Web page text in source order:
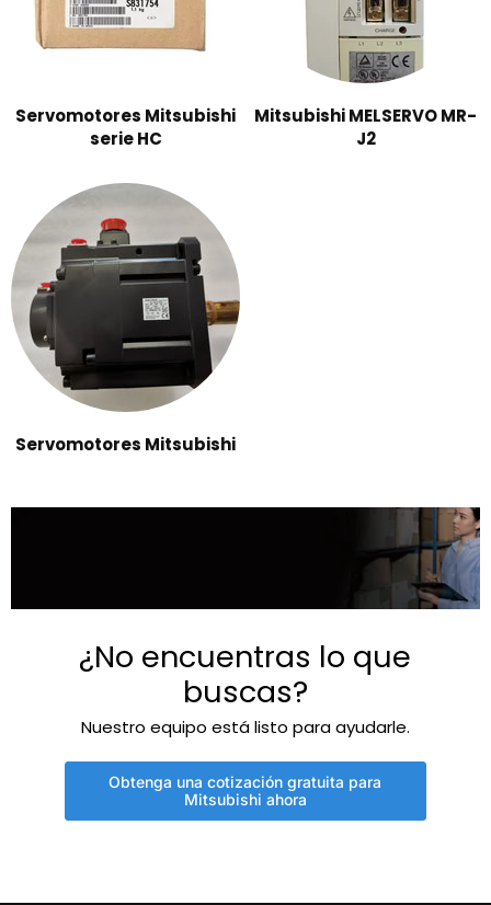
Servomotores Mitsubishi
serie HC
Mitsubishi MELSERVO MR-
J2
Servomotores Mitsubishi
¿No encuentras lo que
buscas?
Nuestro equipo está listo para ayudarle.
Obtenga una cotización gratuita para
Mitsubishi ahora